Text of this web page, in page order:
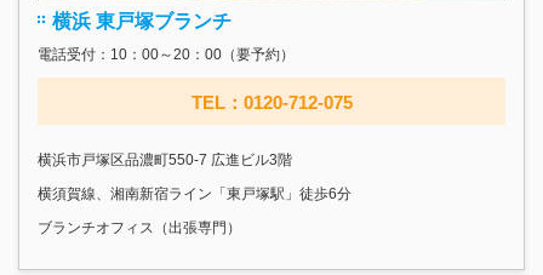
横浜 東戸塚ブランチ
電話受付：10：00～20：00（要予約）
TEL：0120-712-075
横浜市戸塚区品濃町550-7 広進ビル3階
横須賀線、湘南新宿ライン「東戸塚駅」徒歩6分
ブランチオフィス（出張専門）